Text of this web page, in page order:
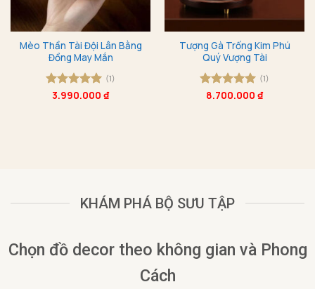
Mèo Thần Tài Đội Lân Bằng
Đồng May Mắn
Được xếp
(1)
3.990.000 ₫
Tượng Gà Trống Kim Phú
Quý Vượng Tài
Được xếp
(1)
8.700.000 ₫
KHÁM PHÁ BỘ SƯU TẬP
Chọn đồ decor theo không gian và Phong
Cách